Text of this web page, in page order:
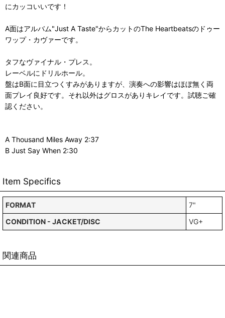
にカッコいいです！
A面はアルバム"Just A Taste"からカットのThe Heartbeatsのドゥー
ワップ・カヴァーです。
タフなヴァイナル・プレス。
レーベルにドリルホール。
盤はB面に目立つくすみがありますが、演奏への影響はほぼ無く両
面プレイ良好です。それ以外はグロスがありキレイです。試聴ご確
認ください。
A Thousand Miles Away 2:37
B Just Say When 2:30
Item Specifics
FORMAT
7"
CONDITION - JACKET/DISC
VG+
関連商品